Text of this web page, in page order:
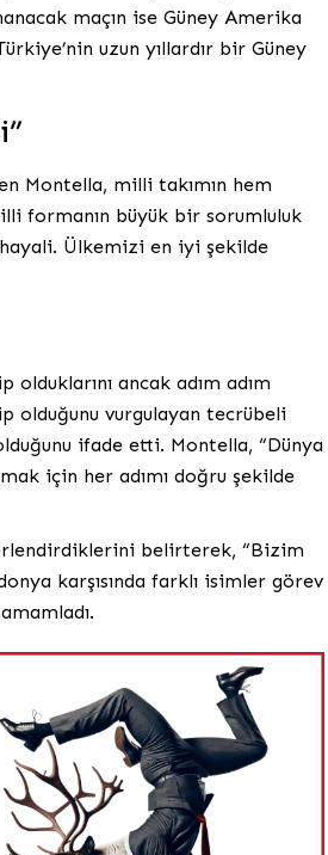
maçın ise Güney Amerika
uzun yıllardır bir Güney
Montella, milli takımın hem
formanın büyük bir sorumluluk
Ülkemizi en iyi şekilde
ancak adım adım
olduğunu vurgulayan tecrübeli
ifade etti. Montella, “Dünya
için her adımı doğru şekilde
belirterek, “Bizim
karşısında farklı isimler görev